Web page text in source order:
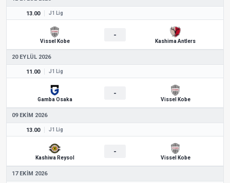
13.00 J1 Lig
Vissel Kobe
-
Kashima Antlers
20 EYLÜL 2026
11.00 J1 Lig
Gamba Osaka
-
Vissel Kobe
09 EKIM 2026
13.00 J1 Lig
Kashiwa Reysol
-
Vissel Kobe
17 EKIM 2026